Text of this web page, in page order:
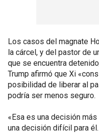
Los casos del magnate
la cárcel, y del pastor de
que se encuentra
Trump afirmó que Xi
posibilidad de liberar al
podría ser menos seguro.
«Esa es una decisión
una decisión difícil para